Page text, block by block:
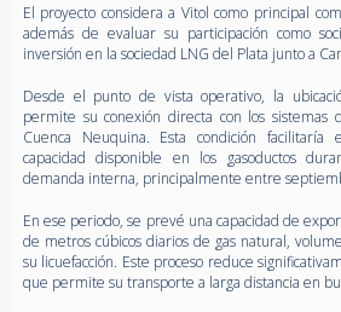
El proyecto considera a Vitol como principal
además de evaluar su participación como
inversión en la sociedad LNG del Plata junto a
Desde el punto de vista operativo, la
permite su conexión directa con los sistemas
Cuenca Neuquina. Esta condición
capacidad disponible en los gasoductos
demanda interna, principalmente entre
En ese periodo, se prevé una capacidad de
de metros cúbicos diarios de gas natural,
su licuefacción. Este proceso reduce
que permite su transporte a larga distancia en